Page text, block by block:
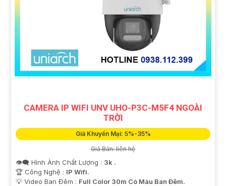
CAMERA IP WIFI UNV UHO-P3C-M5F4 NGOÀI
TRỜI
Giá Khuyến Mại: 5%-35%
Giá Bán: liên hệ
👁️‍🗨 Hình Ành Chất Lượng : 3k .
🏆 Công Nghệ : IP Wifi.
💡 Video Ban Đêm : Full Color 30m Có Màu Ban Ðêm.